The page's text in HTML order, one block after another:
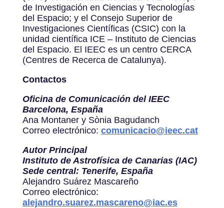
de Investigación en Ciencias y Tecnologías
del Espacio; y el Consejo Superior de
Investigaciones Científicas (CSIC) con la
unidad científica ICE – Instituto de Ciencias
del Espacio. El IEEC es un centro CERCA
(Centres de Recerca de Catalunya).
Contactos
Oficina de Comunicación del IEEC
Barcelona, España
Ana Montaner y Sònia Bagudanch
Correo electrónico: comunicacio@ieec.cat
Autor Principal
Instituto de Astrofísica de Canarias (IAC)
Sede central: Tenerife, España
Alejandro Suárez Mascareño
Correo electrónico:
alejandro.suarez.mascareno@iac.es